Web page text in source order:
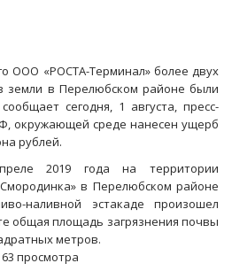
ООО «РОСТА-Терминал» более двух
земли в Перелюбском районе были
сегодня, 1 августа, пресс-
окружающей среде нанесен ущерб
рублей.
2019 года на территории
в Перелюбском районе
наливной эстакаде произошел
общая площадь загрязнения почвы
метров.
63 просмотра